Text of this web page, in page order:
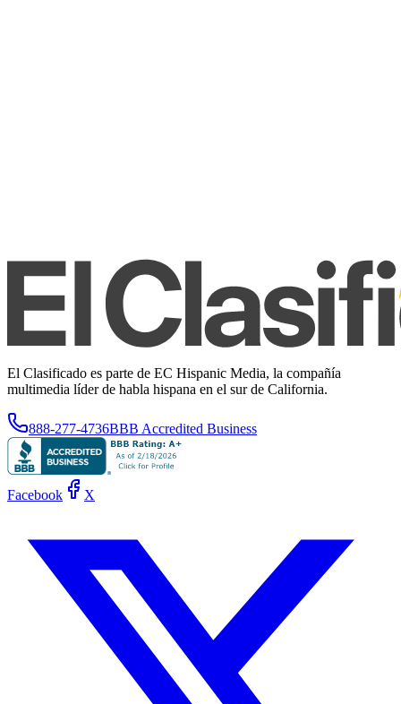
El Clasificado es parte de EC Hispanic Media, la compañía
multimedia líder de habla hispana en el sur de California.
888-277-4736BBB Accredited Business
Facebook X